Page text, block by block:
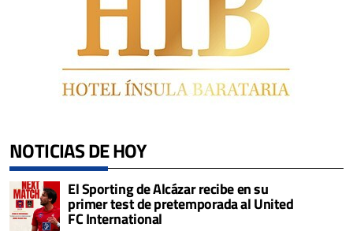
NOTICIAS DE HOY
El Sporting de Alcázar recibe en su
primer test de pretemporada al United
FC International